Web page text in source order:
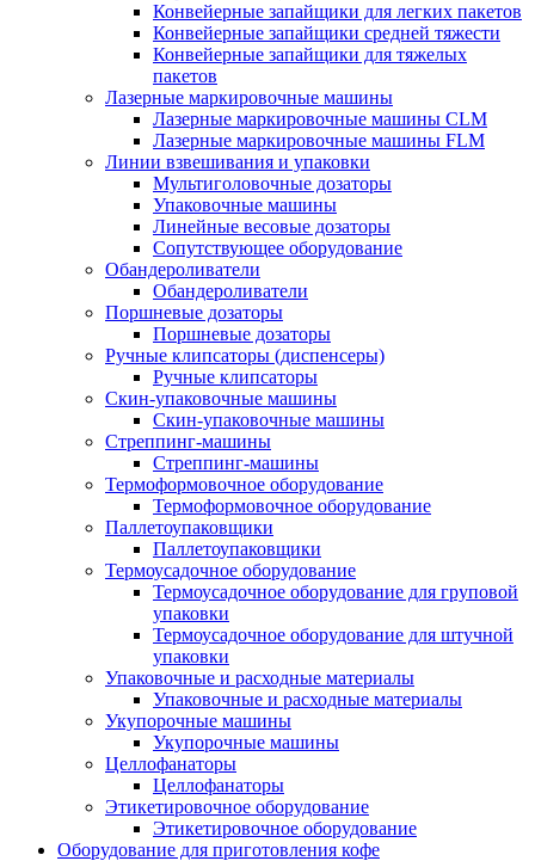
Конвейерные запайщики для легких пакетов
Конвейерные запайщики средней тяжести
Конвейерные запайщики для тяжелых
пакетов
Лазерные маркировочные машины
Лазерные маркировочные машины CLM
Лазерные маркировочные машины FLM
Линии взвешивания и упаковки
Мультиголовочные дозаторы
Упаковочные машины
Линейные весовые дозаторы
Сопутствующее оборудование
Обандероливатели
Обандероливатели
Поршневые дозаторы
Поршневые дозаторы
Ручные клипсаторы (диспенсеры)
Ручные клипсаторы
Скин-упаковочные машины
Скин-упаковочные машины
Стреппинг-машины
Стреппинг-машины
Термоформовочное оборудование
Термоформовочное оборудование
Паллетоупаковщики
Паллетоупаковщики
Термоусадочное оборудование
Термоусадочное оборудование для груповой
упаковки
Термоусадочное оборудование для штучной
упаковки
Упаковочные и расходные материалы
Упаковочные и расходные материалы
Укупорочные машины
Укупорочные машины
Целлофанаторы
Целлофанаторы
Этикетировочное оборудование
Этикетировочное оборудование
Оборудование для приготовления кофе